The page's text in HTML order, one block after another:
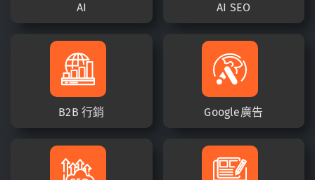
AI AI SEO
B2B 行銷 Google廣告